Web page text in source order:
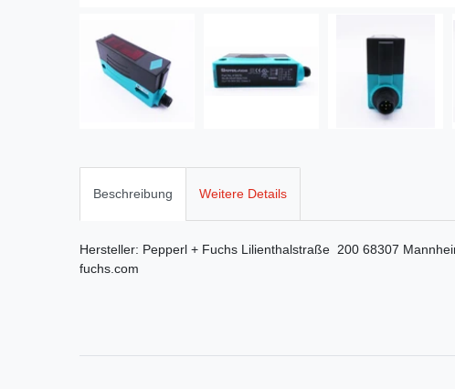
Beschreibung Weitere Details
Hersteller: Pepperl + Fuchs Lilienthalstraße 200 68307
fuchs.com